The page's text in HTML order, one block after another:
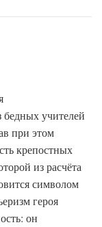
бедных учителей
при этом
крепостных
из расчёта
символом
героя
он